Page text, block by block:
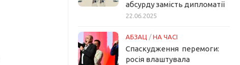
абсурду замість дипломатії
22.06.2025
АБЗАЦ / НА ЧАСІ
Спаскудження перемоги:
росія влаштувала